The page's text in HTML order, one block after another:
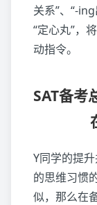
关系”、“-
“定心丸”，
动指令。
SAT备考
Y同学的提
的思维习惯
似，那么在